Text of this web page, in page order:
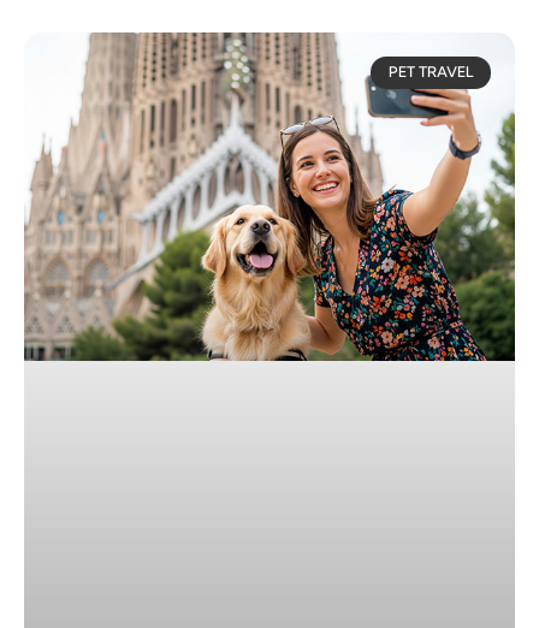
PET TRAVEL